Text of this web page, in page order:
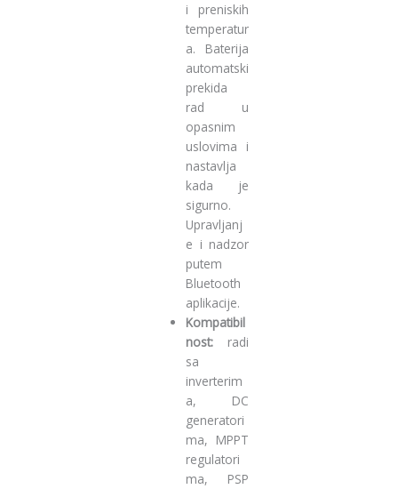
i preniskih
temperatur
a. Baterija
automatski
prekida
rad u
opasnim
uslovima i
nastavlja
kada je
sigurno.
Upravljanj
e i nadzor
putem
Bluetooth
aplikacije.
Kompatibil
nost:radi
sa
inverterim
a, DC
generatori
ma, MPPT
regulatori
ma, PSP